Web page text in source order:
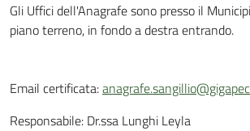
Gli Uffici dell'Anagrafe sono presso il
piano terreno, in fondo a destra entrando.
Email certificata:
Responsabile: Dr.ssa Lunghi Leyla